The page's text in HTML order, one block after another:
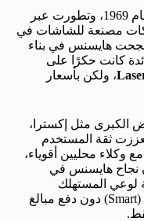
تأسست شركة هايسنس الصينية في عام 1969، وتطورت عبر
مصنعة للشاشات في
نجحت هايسنس في بناء
كانت حكرًا على
، ولكن بأسعار
الكبرى مثل إكسترا،
ثقة المستخدم
وكلاء محليين أقوياء،
نجاح هايسنس في
لوعي المستهلك
السعودي الذي يبحث عن تقنيات حديثة (Smart) دون دفع مبالغ